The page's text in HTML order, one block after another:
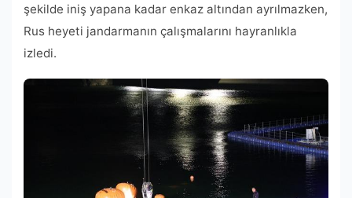
şekilde iniş yapana kadar enkaz altından ayrılmazken,
Rus heyeti jandarmanın çalışmalarını hayranlıkla
izledi.